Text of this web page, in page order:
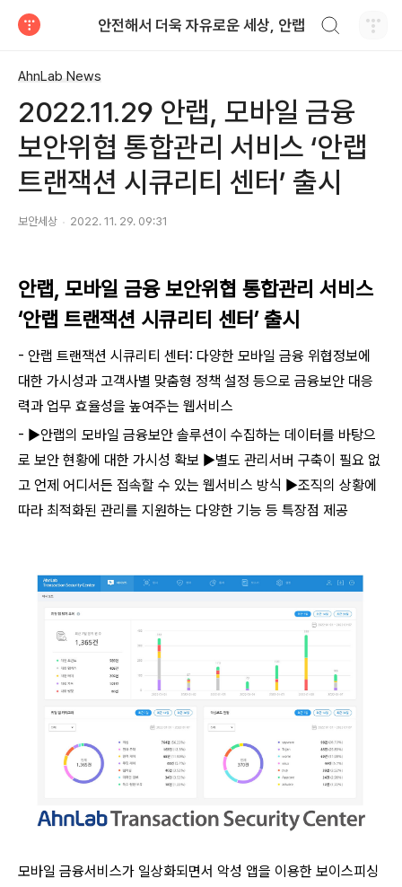
안전해서 더욱 자유로운 세상, 안랩
AhnLab News
2022.11.29 안랩, 모바일 금융
보안위협 통합관리 서비스 ‘안랩
트랜잭션 시큐리티 센터’ 출시
보안세상 2022. 11. 29. 09:31
안랩, 모바일 금융 보안위협 통합관리 서비스
‘안랩 트랜잭션 시큐리티 센터’ 출시
- 안랩 트랜잭션 시큐리티 센터: 다양한 모바일 금융 위협정보에
대한 가시성과 고객사별 맞춤형 정책 설정 등으로 금융보안 대응
력과 업무 효율성을 높여주는 웹서비스
- ▶안랩의 모바일 금융보안 솔루션이 수집하는 데이터를 바탕으
로 보안 현황에 대한 가시성 확보 ▶별도 관리서버 구축이 필요 없
고 언제 어디서든 접속할 수 있는 웹서비스 방식 ▶조직의 상황에
따라 최적화된 관리를 지원하는 다양한 기능 등 특장점 제공
모바일 금융서비스가 일상화되면서 악성 앱을 이용한 보이스피싱